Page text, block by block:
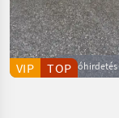
Apróhirdetés
VIP TOP